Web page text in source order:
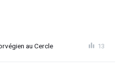
au Cercle 13